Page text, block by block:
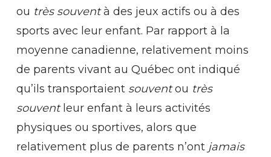
ou très souventà des jeux actifs ou à des
sports avec leur enfant. Par rapport à la
moyenne canadienne, relativement moins
de parents vivant au Québec ont indiqué
qu’ils transportaient souventou très
souvent leur enfant à leurs activités
physiques ou sportives, alors que
relativement plus de parents n’ont jamais